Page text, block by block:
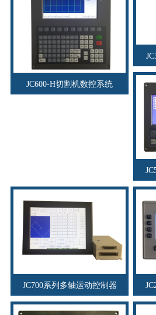
JC600-H切割机数控系统
JC700系列多轴运动控制器